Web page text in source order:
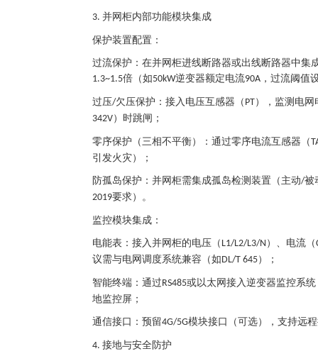
3. 并网柜内部功能模块集成
保护装置配置：
过流保护：在并网柜进线断路器或出线断路器中集
1.3~1.5倍（如50kW逆变器额定电流90A ，过流阈值
过压/欠压保护：接入电压互感器（ PT），监测电
342V）时跳闸；
零序保护（三相不平衡）：通过零序电流互感器（
引发火灾）；
防孤岛保护：并网柜需集成孤岛检测装置（主动/被
2019要求）。
监控模块集成：
电能表：接入并网柜的电压（ L1/L2/L3/N ）、电流（
议需与电网调度系统兼容（如DL/T 645）；
智能终端：通过RS485或以太网接入逆变器监控系
地监控屏；
通信接口：预留4G/5G模块接口（可选），支持远
4. 接地与安全防护